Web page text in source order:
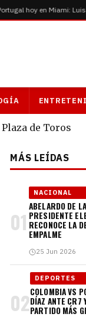
hoy en Miami: Luis
de Toros
MÁS LEÍDAS
01
NACIONAL
ABELARDO DE
PRESIDENTE
RECONOCE LA
EMPALME
25 Jun 2026
02
DEPORTES
COLOMBIA VS
DÍAZ ANTE CR7
PARTIDO MÁS